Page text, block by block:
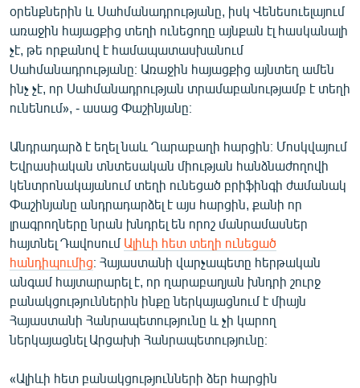
English
Русский
ՀԵՏԵՎԵՔ ՄԵԶ
«Ազատության» բոլոր կայքերը
օրենքներին և Սահմանադրությանը, իսկ Վենեսուելայում
առաջին հայացքից տեղի ունեցողը այնքան էլ հասկանալի
չէ, թե որքանով է համապատասխանում
Սահմանադրությանը։ Առաջին հայացքից այնտեղ ամեն
ինչ չէ, որ Սահմանադրության տրամաբանությամբ է տեղի
ունենում», - ասաց Փաշինյանը։
Անդրադարձ է եղել նաև Ղարաբաղի հարցին։ Մոսկվայում
Եվրասիական տնտեսական միության հանձնաժողովի
կենտրոնակայանում տեղի ունեցած բրիֆինգի ժամանակ
Փաշինյանը անդրադարձել է այս հարցին, քանի որ
լրագրողները նրան խնդրել են որոշ մանրամասներ
հայտնել Դավոսում Ալիևի հետ տեղի ունեցած
հանդիպումից։ Հայաստանի վարչապետը հերթական
անգամ հայտարարել է, որ ղարաբաղյան խնդրի շուրջ
բանակցություններին ինքը ներկայացնում է միայն
Հայաստանի Հանրապետությունը և չի կարող
ներկայացնել Արցախի Հանրապետությունը։
«Ալիևի հետ բանակցությունների ձեր հարցին